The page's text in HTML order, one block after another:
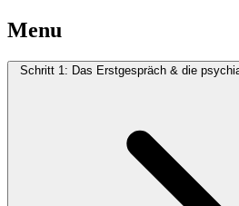
Menu
Schritt 1: Das Erstgespräch & die